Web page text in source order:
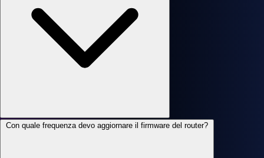
Con quale frequenza devo aggiornare il firmware del router?